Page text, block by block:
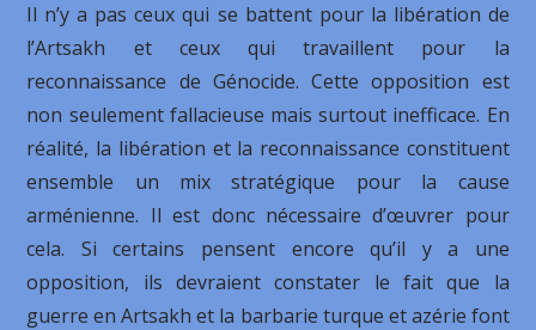
Il n’y a pas ceux qui se battent pour la libération de
l’Artsakh et ceux qui travaillent pour la
reconnaissance de Génocide. Cette opposition est
non seulement fallacieuse mais surtout inefficace. En
réalité, la libération et la reconnaissance constituent
ensemble un mix stratégique pour la cause
arménienne. Il est donc nécessaire d’œuvrer pour
cela. Si certains pensent encore qu’il y a une
opposition, ils devraient constater le fait que la
guerre en Artsakh et la barbarie turque et azérie font